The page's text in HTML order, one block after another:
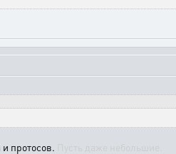
протосов.
Пусть даже небольшие.